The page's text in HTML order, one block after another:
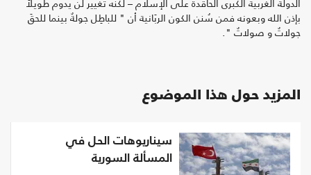
الدولة الغربية الكبرى الحاقدة على الإسلام – لكنه تغيير لن يدوم طويلاً
بإذن الله وبعونه فمن سُنن الكون الربَانية أن " للباطِل جولةٌ بينما للحقَ
جولاتٌ و صولاتٌ ".
المزيد حول هذا الموضوع
سيناريوهات الحل في
المسألة السورية